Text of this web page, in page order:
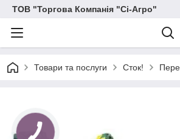
ТОВ "Торгова Компанія "Сі-Агро"
Товари та послуги Сток!
КНОПКА
ЗВ'ЯЗКУ